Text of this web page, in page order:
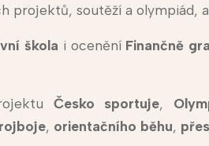
projektů, soutěží a olympiád,
škola i ocenění Finančně
Česko sportuje,
, orientačního běhu,